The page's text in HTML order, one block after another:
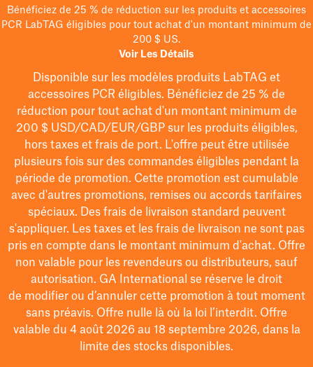
Bénéficiez de 25 % de réduction sur les produits et accessoires
PCR LabTAG éligibles pour tout achat d'un montant minimum de
200 $ US.
Voir Les Détails
Disponible sur les modèles produits LabTAG et
accessoires PCR éligibles. Bénéficiez de 25 % de
réduction pour tout achat d'un montant minimum de
200 $USD/CAD/EUR/GBPsur les produits éligibles,
hors taxes et frais de port. L'offre peut être utilisée
plusieurs fois sur des commandes éligibles pendant la
période de promotion. Cette promotion est cumulable
avec d'autres promotions, remises ou accords tarifaires
spéciaux. Des frais de livraison standard peuvent
s'appliquer. Les taxes et les frais de livraison ne sont pas
pris en compte dans le montant minimum d'achat. Offre
non valable pour les revendeurs ou distributeurs, sauf
autorisation. GA International se réserve le droit
de modifierou d’annuler cette promotion à tout moment
sans préavis. Offre nulle là où la loi l’interdit. Offre
valable du 4 août 2026 au 18 septembre 2026, dans la
limite des stocks disponibles.